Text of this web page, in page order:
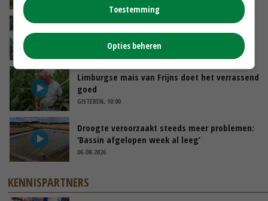
Oekraïne-vlogger Kees Huizinga: ‘Bezoek van
de ambassade mag zelf groente plukken’
GISTEREN, 12:00
Limburgse mais van Frijns doet het verrassend
goed
GISTEREN, 10:00
Droogte veroorzaakt steeds meer problemen:
‘Bassin afgelopen week al leeg’
06-08-2026
KENNISPARTNERS
Toestemming
Opties beheren